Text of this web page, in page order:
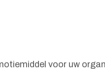
voor uw